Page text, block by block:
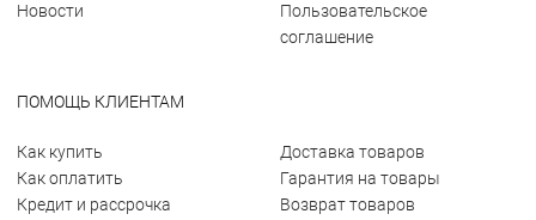
Новости
Пользовательское
соглашение
ПОМОЩЬ КЛИЕНТАМ
Как купить
Как оплатить
Кредит и рассрочка
Доставка товаров
Гарантия на товары
Возврат товаров